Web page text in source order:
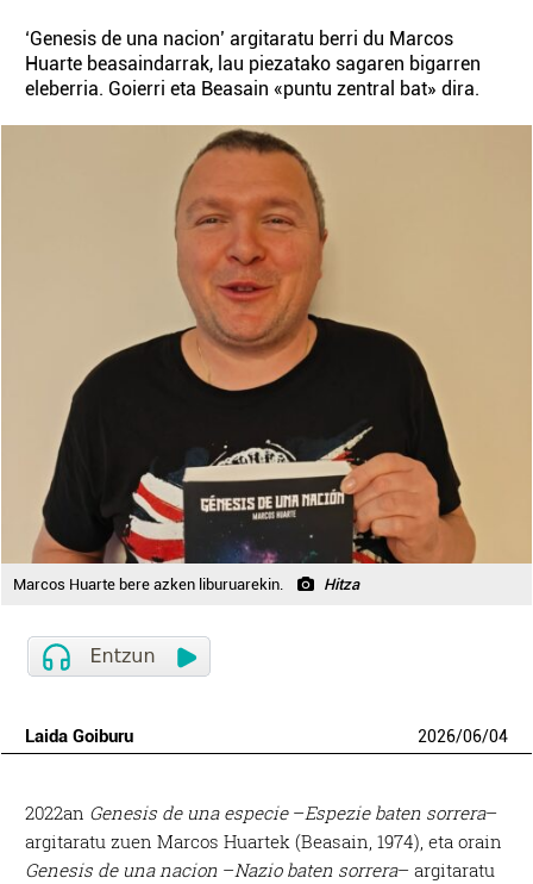
‘Genesis de una nacion’ argitaratu berri du Marcos
Huarte beasaindarrak, lau piezatako sagaren bigarren
eleberria. Goierri eta Beasain «puntu zentral bat» dira.
Marcos Huarte bere azken liburuarekin. Hitza
Laida Goiburu 2026/06/04
2022an Genesis de una especie –Espezie baten sorrera–
argitaratu zuen Marcos Huartek (Beasain, 1974), eta orain
Genesis de una nacion –Nazio baten sorrera– argitaratu